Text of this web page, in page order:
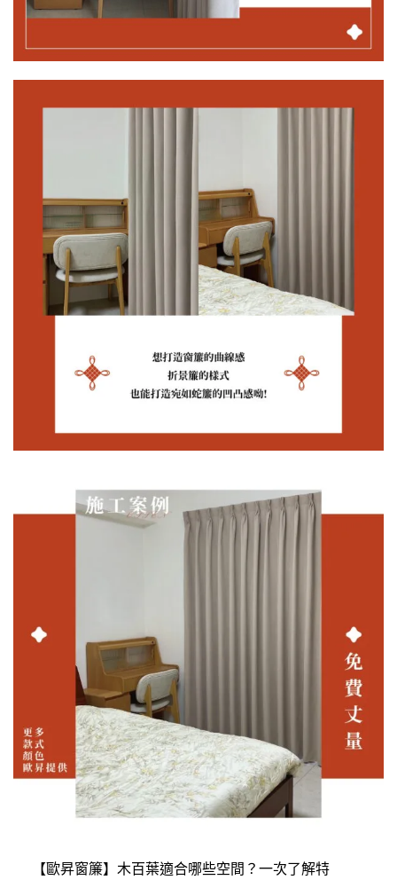
【歐昇窗簾】木百葉適合哪些空間？一次了解特